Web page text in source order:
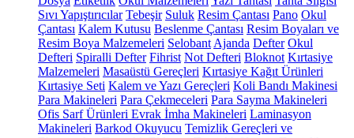
Sıvı Yapıştırıcılar Tebeşir Suluk Resim Çantası Pano Okul
Çantası Kalem Kutusu Beslenme Çantası Resim Boyaları ve
Resim Boya Malzemeleri Selobant Ajanda Defter Okul
Defteri Spiralli Defter Fihrist Not Defteri Bloknot Kırtasiye
Malzemeleri Masaüstü Gereçleri Kırtasiye Kağıt Ürünleri
Kırtasiye Seti Kalem ve Yazı Gereçleri Koli Bandı Makinesi
Para Makineleri Para Çekmeceleri Para Sayma Makineleri
Ofis Sarf Ürünleri Evrak İmha Makineleri Laminasyon
Makineleri Barkod Okuyucu Temizlik Gereçleri ve